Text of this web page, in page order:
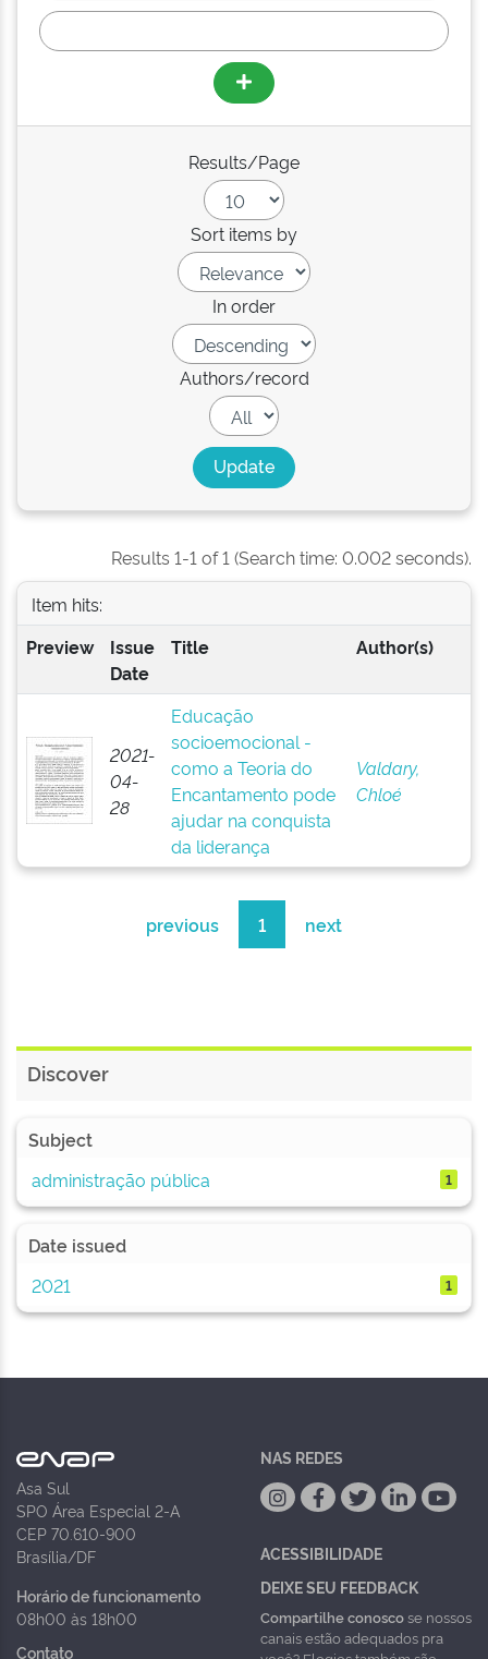
Results/Page
Sort items by
In order
Authors/record
Results 1-1 of 1 (Search time: 0.002 seconds).
Item hits:
Preview
Issue
Date
Title Author(s)
2021-
04-
28
Educação
socioemocional -
como a Teoria do
Encantamento pode
ajudar na conquista
da liderança
Valdary,
Chloé
previous 1 next
Discover
Subject
administração pública
1
Date issued
2021
1
Asa Sul
SPO Área Especial 2-A
CEP 70.610-900
Brasília/DF
Horário de funcionamento
08h00 às 18h00
Contato
NAS REDES
ACESSIBILIDADE
DEIXE SEU FEEDBACK
Compartilhe conoscose nossos
canais estão adequados pra